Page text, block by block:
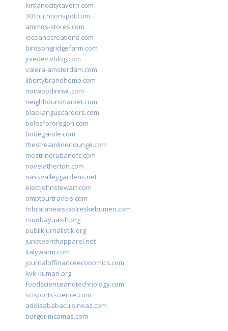
kirtlandcitytavern.com
301nutritionspot.com
ammos-stores.com
loceanecreations.com
birdsongridgefarm.com
joiedevivblog.com
valera-amsterdam.com
libertybrandhemp.com
norwoodinnwi.com
neighboursmarket.com
blackanguscareers.com
bolesfororegon.com
bodega-ole.com
thestreamlinerlounge.com
mestrinorubanofc.com
novelatherton.com
nassvalleygardens.net
electjohnstewart.com
omptourtravels.com
tribratanews-polreskebumen.com
rsudbayuasih.org
publikjurnalistik.org
juneteenthapparel.net
italywarm.com
journaloffinanceeconomics.com
kvk-kumari.org
foodscienceandtechnology.com
scisportsscience.com
addisababacuisineaz.com
burgerimcamas.com